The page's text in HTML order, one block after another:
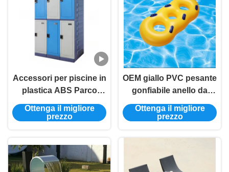
Accessori per piscine in
plastica ABS Parco
acquatico Smart Key
Storage Metal Locker
Ottenga il migliore
prezzo
OEM giallo PVC pesante
gonfiabile anello da
bagno per il parco
acquatico party
Ottenga il migliore
prezzo